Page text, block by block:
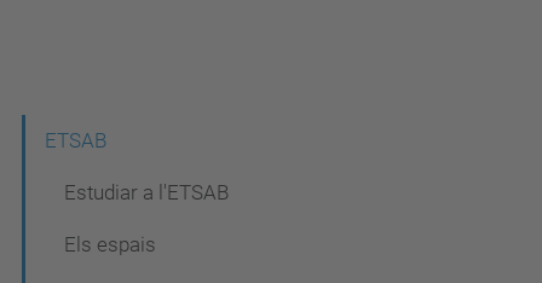
ETSAB
Estudiar a l'ETSAB
Els espais